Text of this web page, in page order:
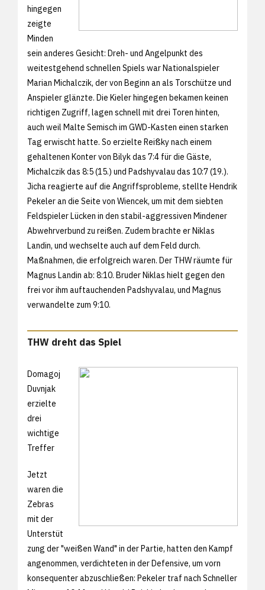
hingegen
zeigte
Minden
sein anderes Gesicht: Dreh- und Angelpunkt des
weitestgehend schnellen Spiels war Nationalspieler
Marian Michalczik, der von Beginn an als Torschütze und
Anspieler glänzte. Die Kieler hingegen bekamen keinen
richtigen Zugriff, lagen schnell mit drei Toren hinten,
auch weil Malte Semisch im GWD-Kasten einen starken
Tag erwischt hatte. So erzielte Reißky nach einem
gehaltenen Konter von Bilyk das 7:4 für die Gäste,
Michalczik das 8:5 (15.) und Padshyvalau das 10:7 (19.).
Jicha reagierte auf die Angriffsprobleme, stellte Hendrik
Pekeler an die Seite von Wiencek, um mit dem siebten
Feldspieler Lücken in den stabil-aggressiven Mindener
Abwehrverbund zu reißen. Zudem brachte er Niklas
Landin, und wechselte auch auf dem Feld durch.
Maßnahmen, die erfolgreich waren. Der THW räumte für
Magnus Landin ab: 8:10. Bruder Niklas hielt gegen den
frei vor ihm auftauchenden Padshyvalau, und Magnus
verwandelte zum 9:10.
THW dreht das Spiel
Domagoj
Duvnjak
erzielte
drei
wichtige
Treffer
Jetzt
waren die
Zebras
mit der
Unterstüt
zung der "weißen Wand" in der Partie, hatten den Kampf
angenommen, verdichteten in der Defensive, um vorn
konsequenter abzuschließen: Pekeler traf nach Schneller